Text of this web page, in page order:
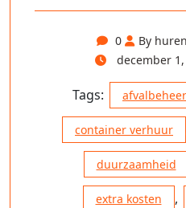
0
By
december 1,
Tags: afvalbeheer
container verhuur
duurzaamheid
extra kosten ,